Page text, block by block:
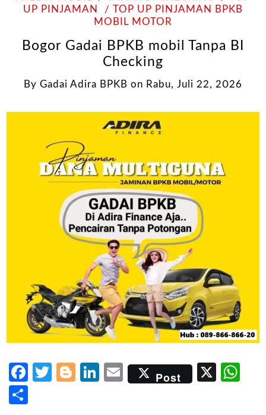
UP PINJAMAN
TOP UP PINJAMAN BPKB
MOBIL MOTOR
Bogor Gadai BPKB mobil Tanpa BI
Checking
By Gadai Adira BPKB on Rabu, Juli 22, 2026
Facebook
Twitter
Blogger
LinkedIn
Email
Post X